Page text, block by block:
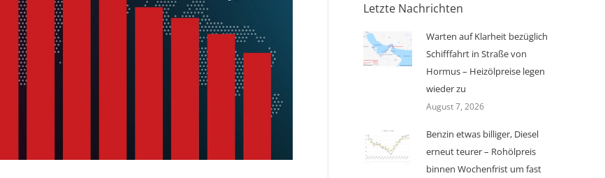
Letzte Nachrichten
Warten auf Klarheit bezüglich
Schifffahrt in Straße von
Hormus – Heizölpreise legen
wieder zu
August 7, 2026
Benzin etwas billiger, Diesel
erneut teurer – Rohölpreis
binnen Wochenfrist um fast